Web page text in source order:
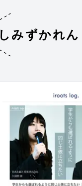
しみずかれん